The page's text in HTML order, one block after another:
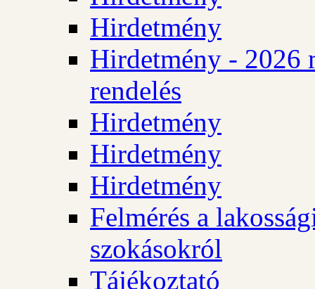
Hirdetmény
Hirdetmény - 2026
rendelés
Hirdetmény
Hirdetmény
Hirdetmény
Felmérés a
szokásokról
Tájékoztató